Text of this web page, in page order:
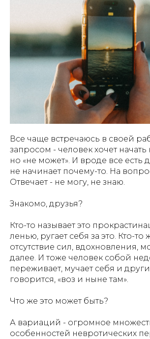
Все чаще встречаюсь в своей
запросом - человек хочет начать
но «не может». И вроде все есть
не начинает почему-то. На
Отвечает - не могу, не знаю.
Знакомо, друзья?
Кто-то называет это
ленью, ругает себя за это. Кто-то
отсутствие сил, вдохновления,
далее. И тоже человек собой
переживает, мучает себя и
говорится, «воз и ныне там».
Что же это может быть?
А вариаций - огромное
особенностей невротических